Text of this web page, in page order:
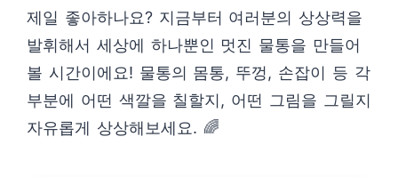
제일 좋아하나요? 지금부터 여러분의 상상력을
발휘해서 세상에 하나뿐인 멋진 물통을 만들어
볼 시간이에요! 물통의 몸통, 뚜껑, 손잡이 등 각
부분에 어떤 색깔을 칠할지, 어떤 그림을 그릴지
자유롭게 상상해보세요. 🌈